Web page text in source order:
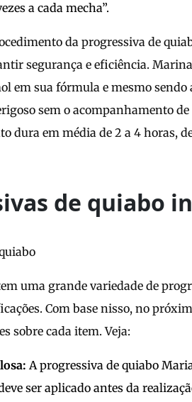
a cada mecha”.
da progressiva de
segurança e eficiência.
em sua fórmula e mesmo
sem o acompanhamento
dura em média de 2 a 4 horas,
de quiabo
uma grande variedade de
Com base nisso, no
sobre cada item. Veja:
A progressiva de quiabo
ser aplicado antes da